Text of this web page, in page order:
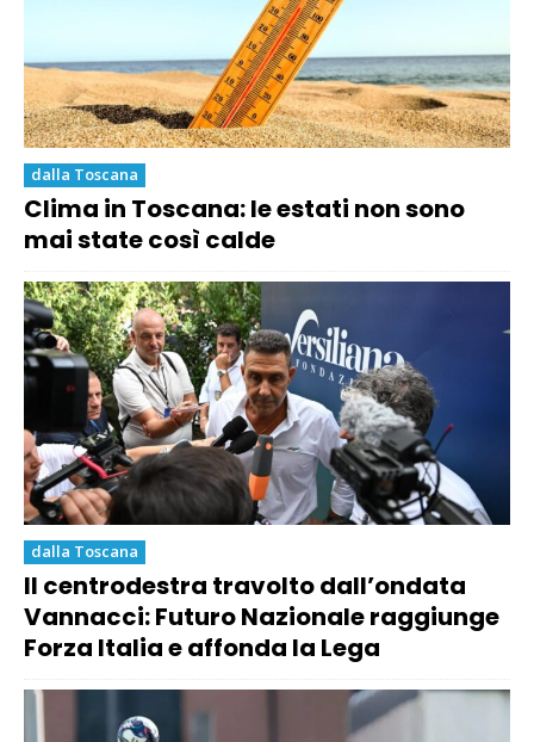
dalla Toscana
Clima in Toscana: le estati non sono
mai state così calde
dalla Toscana
Il centrodestra travolto dall’ondata
Vannacci: Futuro Nazionale raggiunge
Forza Italia e affonda la Lega